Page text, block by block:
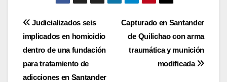
Navegación
de
entradas
Capturado en Santander
de Quilichao con arma
traumática y munición
modificada
Judicializados seis
implicados en homicidio
dentro de una fundación
para tratamiento de
adicciones en Santander